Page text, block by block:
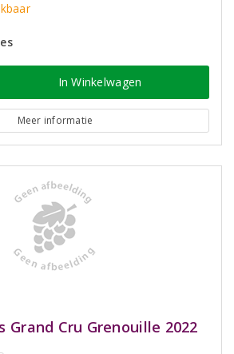
In Winkelwagen
Meer informatie
Grand Cru Grenouille 2022